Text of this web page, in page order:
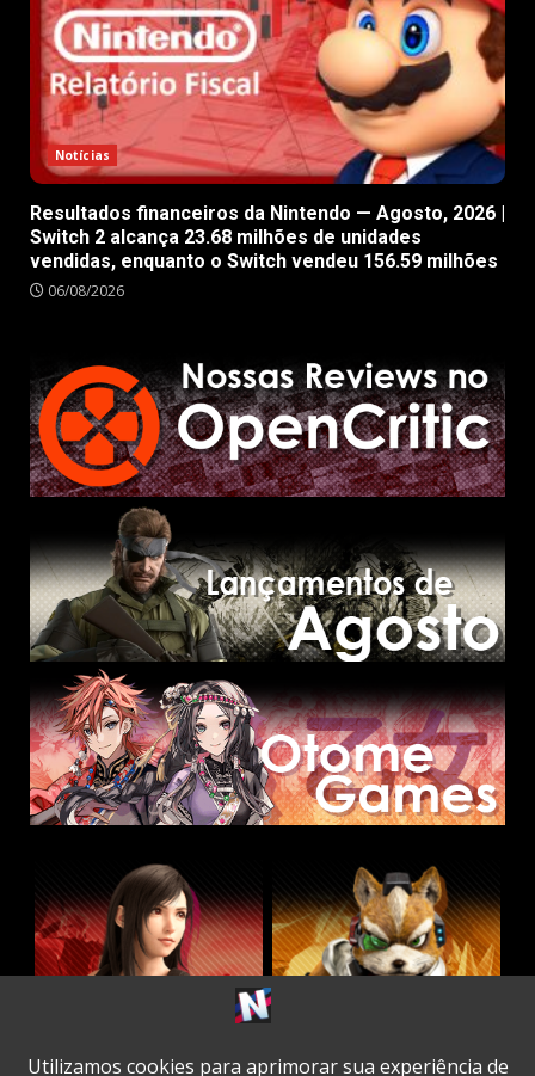
Notícias
Resultados financeiros da Nintendo — Agosto, 2026 |
Switch 2 alcança 23.68 milhões de unidades
vendidas, enquanto o Switch vendeu 156.59 milhões
06/08/2026